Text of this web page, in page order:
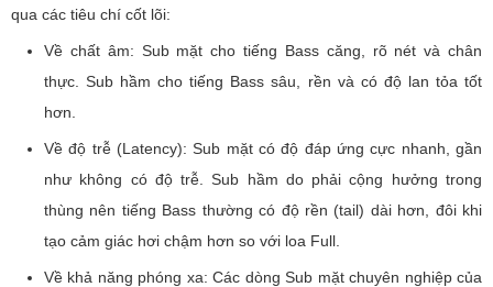
qua các tiêu chí cốt lõi:
Về chất âm: Sub mặt cho tiếng Bass căng, rõ nét và chân
thực. Sub hầm cho tiếng Bass sâu, rền và có độ lan tỏa tốt
hơn.
Về độ trễ (Latency): Sub mặt có độ đáp ứng cực nhanh, gần
như không có độ trễ. Sub hầm do phải cộng hưởng trong
thùng nên tiếng Bass thường có độ rền (tail) dài hơn, đôi khi
tạo cảm giác hơi chậm hơn so với loa Full.
Về khả năng phóng xa: Các dòng Sub mặt chuyên nghiệp của